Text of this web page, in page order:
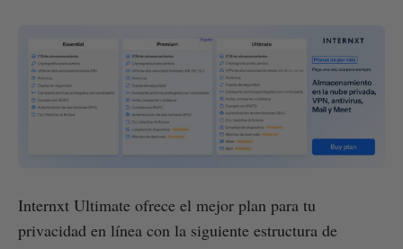
Internxt Ultimate ofrece el mejor plan para tu
privacidad en línea con la siguiente estructura de